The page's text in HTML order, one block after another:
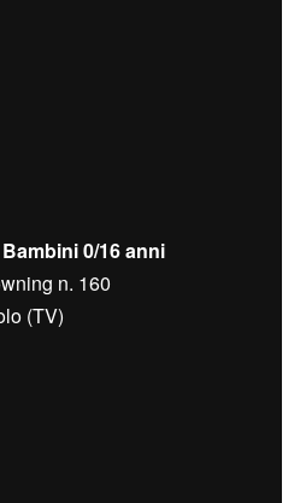
0/16 anni
n. 160
(TV)